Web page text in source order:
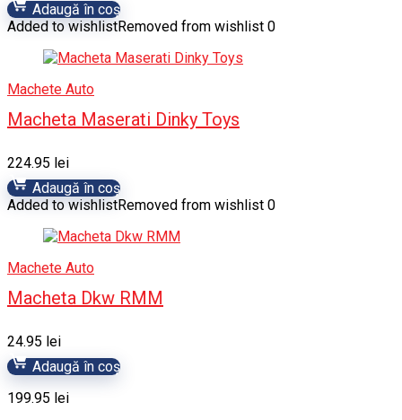
Adaugă în coș
Added to wishlistRemoved from wishlist 0
Machete Auto
Macheta Maserati Dinky Toys
224.95 lei
Adaugă în coș
Added to wishlistRemoved from wishlist 0
Machete Auto
Macheta Dkw RMM
24.95 lei
Adaugă în coș
199.95 lei